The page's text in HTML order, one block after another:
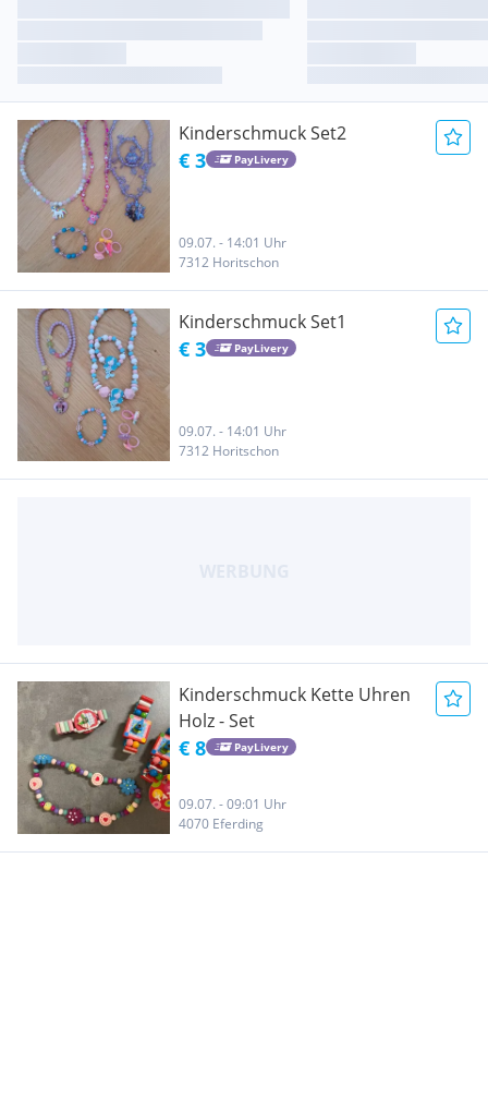
Kinderschmuck Set2
€ 3 PayLivery
09.07. - 14:01 Uhr
7312 Horitschon
Kinderschmuck Set1
€ 3 PayLivery
09.07. - 14:01 Uhr
7312 Horitschon
Kinderschmuck Kette Uhren
Holz - Set
€ 8 PayLivery
09.07. - 09:01 Uhr
4070 Eferding